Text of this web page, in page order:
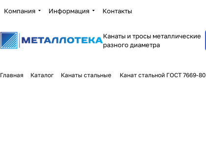
Компания Информация Контакты
Канаты и тросы металлические
разного диаметра
Главная Каталог Канаты стальные Канат стальной ГОСТ 7669-80